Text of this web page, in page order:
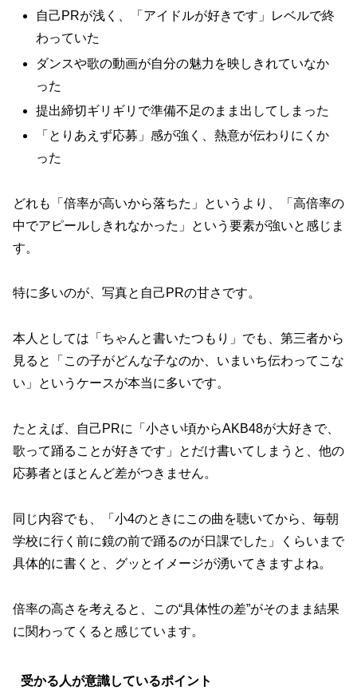
自己PRが浅く、「アイドルが好きです」レベルで終
わっていた
ダンスや歌の動画が自分の魅力を映しきれていなか
った
提出締切ギリギリで準備不足のまま出してしまった
「とりあえず応募」感が強く、熱意が伝わりにくか
った
どれも「倍率が高いから落ちた」というより、
「高倍率の
中でアピールしきれなかった」
という要素が強いと感じま
す。
特に多いのが、写真と自己PRの甘さです。
本人としては「ちゃんと書いたつもり」でも、第三者から
見ると「この子がどんな子なのか、いまいち伝わってこな
い」というケースが本当に多いです。
たとえば、自己PRに「小さい頃からAKB48が大好きで、
歌って踊ることが好きです」とだけ書いてしまうと、他の
応募者とほとんど差がつきません。
同じ内容でも、「小4のときにこの曲を聴いてから、毎朝
学校に行く前に鏡の前で踊るのが日課でした」くらいまで
具体的に書くと、グッとイメージが湧いてきますよね。
倍率の高さを考えると、この“具体性の差”がそのまま結果
に関わってくると感じています。
受かる人が意識しているポイント